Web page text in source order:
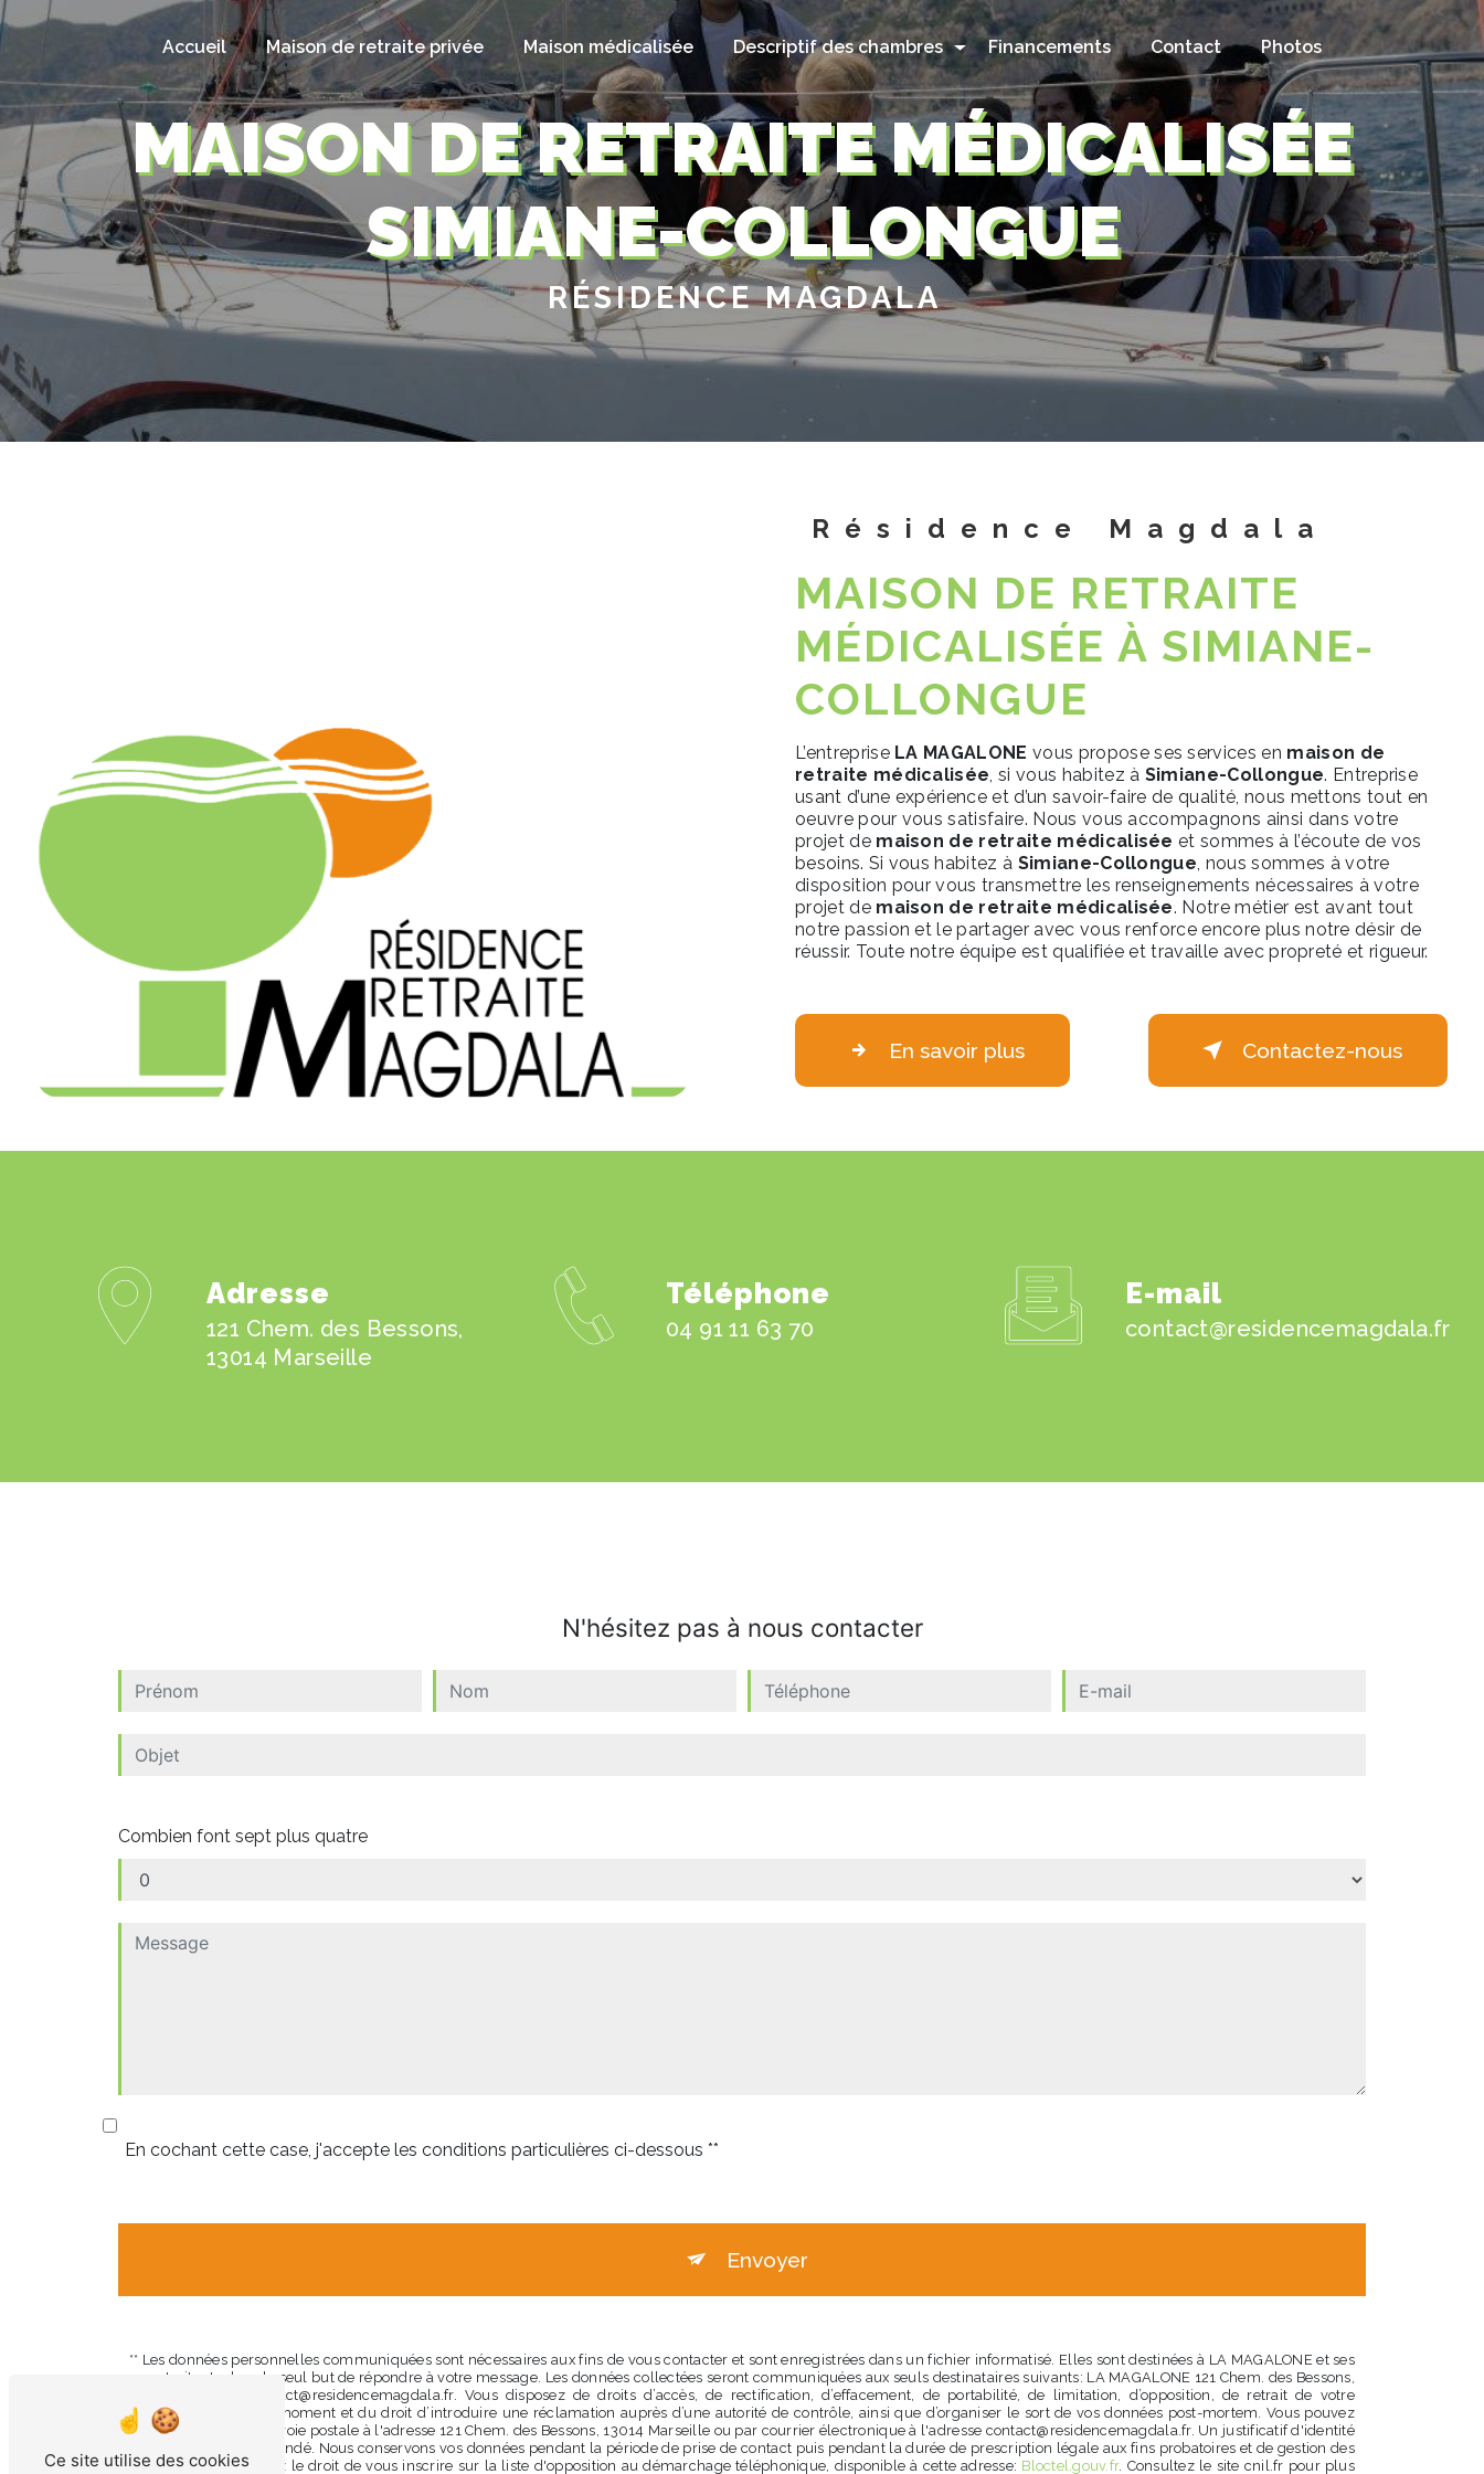
Accueil Maison de retraite privée Maison médicalisée Descriptif des chambres Financements Contact Photos
MAISON DE RETRAITE MÉDICALISÉE
SIMIANE-COLLONGUE
RÉSIDENCE MAGDALA
Résidence Magdala
MAISON DE RETRAITE
MÉDICALISÉE À SIMIANE-
COLLONGUE
L’entreprise LA MAGALONE vous propose ses services en maison de
retraite médicalisée, si vous habitez à Simiane-Collongue. Entreprise
usant d’une expérience et d’un savoir-faire de qualité, nous mettons tout en
oeuvre pour vous satisfaire. Nous vous accompagnons ainsi dans votre
projet de maison de retraite médicalisée et sommes à l’écoute de vos
besoins. Si vous habitez à Simiane-Collongue, nous sommes à votre
disposition pour vous transmettre les renseignements nécessaires à votre
projet de maison de retraite médicalisée. Notre métier est avant tout
notre passion et le partager avec vous renforce encore plus notre désir de
réussir. Toute notre équipe est qualifiée et travaille avec propreté et rigueur.
En savoir plus Contactez-nous
Adresse
121 Chem. des Bessons,
13014 Marseille
Téléphone
04 91 11 63 70
E-mail
contact@residencemagdala.fr
N'hésitez pas à nous contacter
Combien font sept plus quatre
En cochant cette case, j'accepte les conditions particulières ci-dessous **
Envoyer
** Les données personnelles communiquées sont nécessaires aux fins de vous contacter et sont enregistrées dans un fichier informatisé. Elles sont destinées à LA MAGALONE et ses
sous-traitants dans le seul but de répondre à votre message. Les données collectées seront communiquées aux seuls destinataires suivants: LA MAGALONE 121 Chem. des Bessons,
13014 Marseille contact@residencemagdala.fr. Vous disposez de droits d’accès, de rectification, d’effacement, de portabilité, de limitation, d’opposition, de retrait de votre
consentement à tout moment et du droit d’introduire une réclamation auprès d’une autorité de contrôle, ainsi que d’organiser le sort de vos données post-mortem. Vous pouvez
exercer ces droits par voie postale à l'adresse 121 Chem. des Bessons, 13014 Marseille ou par courrier électronique à l'adresse contact@residencemagdala.fr. Un justificatif d'identité
pourra vous être demandé. Nous conservons vos données pendant la période de prise de contact puis pendant la durée de prescription légale aux fins probatoires et de gestion des
contentieux. Vous avez le droit de vous inscrire sur la liste d'opposition au démarchage téléphonique, disponible à cette adresse: Bloctel.gouv.fr. Consultez le site cnil.fr pour plus
Panneau de gestion des cookies
Ce site utilise des cookies